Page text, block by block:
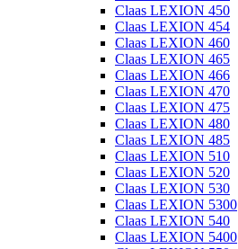
Claas LEXION 450
Claas LEXION 454
Claas LEXION 460
Claas LEXION 465
Claas LEXION 466
Claas LEXION 470
Claas LEXION 475
Claas LEXION 480
Claas LEXION 485
Claas LEXION 510
Claas LEXION 520
Claas LEXION 530
Claas LEXION 5300
Claas LEXION 540
Claas LEXION 5400